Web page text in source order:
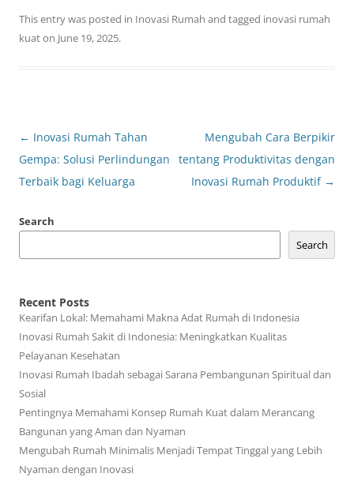
This entry was posted in Inovasi Rumah and tagged inovasi rumah
kuaton June 19, 2025.
Post
navigation
← Inovasi Rumah Tahan
Gempa: Solusi Perlindungan
Terbaik bagi Keluarga
Mengubah Cara Berpikir
tentang Produktivitas dengan
Inovasi Rumah Produktif →
Search
Search
Recent Posts
Kearifan Lokal: Memahami Makna Adat Rumah di Indonesia
Inovasi Rumah Sakit di Indonesia: Meningkatkan Kualitas
Pelayanan Kesehatan
Inovasi Rumah Ibadah sebagai Sarana Pembangunan Spiritual dan
Sosial
Pentingnya Memahami Konsep Rumah Kuat dalam Merancang
Bangunan yang Aman dan Nyaman
Mengubah Rumah Minimalis Menjadi Tempat Tinggal yang Lebih
Nyaman dengan Inovasi